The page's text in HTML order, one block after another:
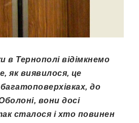
в Тернополі відімкнемо
як виявилося, це
до
вони досі
сталося і хто повинен